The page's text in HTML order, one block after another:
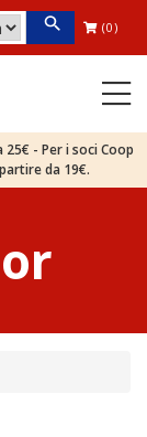
(0)
- Per i soci Coop
da 19€.